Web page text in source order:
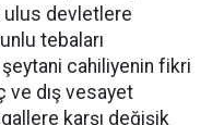
ulus devletlere
tebaları
cahiliyenin fikri
ve dış vesayet
karşı değişik